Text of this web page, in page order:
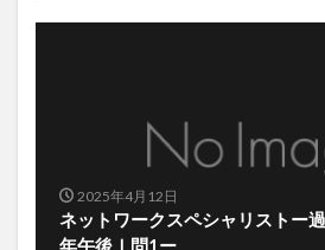
2025年4月12日
ネットワークスペシャリストー
年午後Ⅰ問1ー